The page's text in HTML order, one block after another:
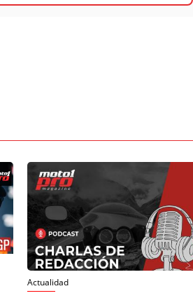
Actualidad